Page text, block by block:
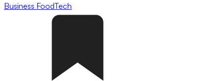
Business FoodTech